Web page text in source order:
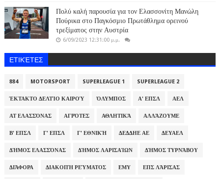
Πολύ καλή παρουσία για τον Ελασσονίτη Μανώλη
Πούρικα στο Παγκόσμιο Πρωτάθλημα ορεινού
τρεξίματος στην Αυστρία
6/09/2023 12:31:00 μ.μ.
ΕΤΙΚΈΤΕΣ
884 MOTORSPORT SUPERLEAGUE 1 SUPERLEAGUE 2
ΈΚΤΑΚΤΟ ΔΕΛΤΊΟ ΚΑΙΡΟΎ ΌΛΥΜΠΟΣ Α' ΕΠΣΛ ΑΕΛ
ΑΤ ΕΛΑΣΣΌΝΑΣ ΑΓΡΌΤΕΣ ΑΘΛΗΤΙΚΆ ΑΛΛΆΖΟΥΜΕ
Β' ΕΠΣΛ Γ' ΕΠΣΛ Γ' ΕΘΝΙΚΉ ΔΕΔΔΗΕ ΑΕ ΔΕΥΑΕΛ
ΔΉΜΟΣ ΕΛΑΣΣΌΝΑΣ ΔΉΜΟΣ ΛΑΡΙΣΑΊΩΝ ΔΉΜΟΣ ΤΥΡΝΆΒΟΥ
ΔΙΆΦΟΡΑ ΔΙΑΚΟΠΉ ΡΕΎΜΑΤΟΣ ΕΜΥ ΕΠΣ ΛΆΡΙΣΑΣ